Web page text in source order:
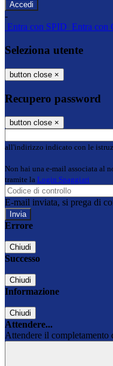
-
Entra con SPID Entra con
Seleziona utente
button close ×
Recupero password
button close ×
all'indirizzo indicato con le
Non hai una e-mail associata al
tramite la Login Spaggiari
E-mail inviata, si prega di
Errore
Chiudi
Successo
Chiudi
Informazione
Chiudi
Attendere...
Attendere il completamento